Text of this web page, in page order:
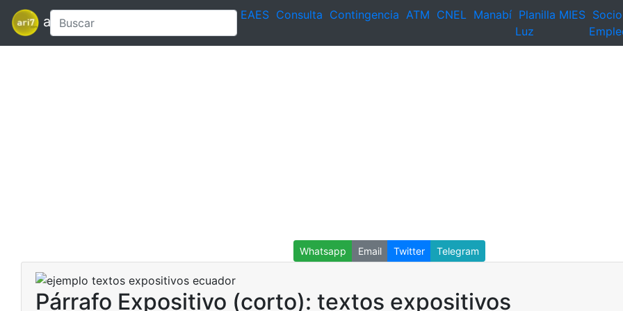
ari7 EAES Consulta Contingencia ATM CNEL Manabí Planilla
Luz
MIES Socio
Whatsapp Email Twitter Telegram
Párrafo Expositivo (corto): textos expositivos